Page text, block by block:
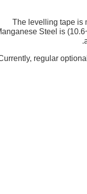
The levelling tape is
Steel is
regular